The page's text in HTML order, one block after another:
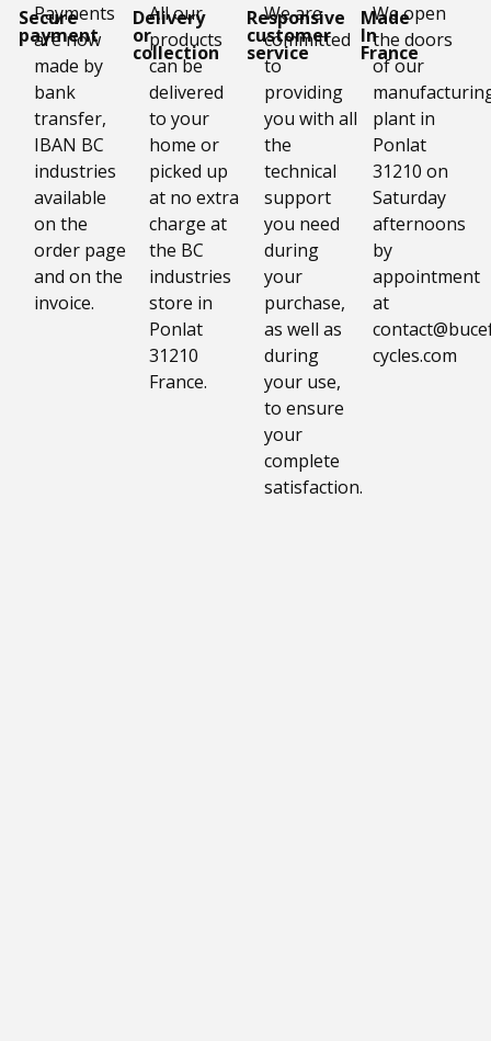
Secure
payment
Payments
are now
made by
bank
transfer,
IBAN BC
industries
available
on the
order page
and on the
invoice.
Delivery
or
collection
All our
products
can be
delivered
to your
home or
picked up
at no extra
charge at
the BC
industries
store in
Ponlat
31210
France.
Responsive
customer
service
We are
committed
to
providing
you with all
the
technical
support
you need
during
your
purchase,
as well as
during
your use,
to ensure
your
complete
satisfaction.
Made
In
France
We open
the doors
of our
plant in
Ponlat
31210 on
Saturday
afternoons
by
appointment
at
cycles.com